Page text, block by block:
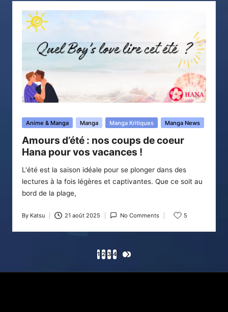
Posted
Anime & Manga Manga Manga Kritiques Manga News
Amours d’été : nos coups de coeur
Hana pour vos vacances !
L'été est la saison idéale pour se plonger dans des
lectures à la fois légères et captivantes. Que ce soit au
bord de la plage,
Posted
by
By Katsu 21 août 2025 No Comments 5
des
1 2 3 4
NEXT